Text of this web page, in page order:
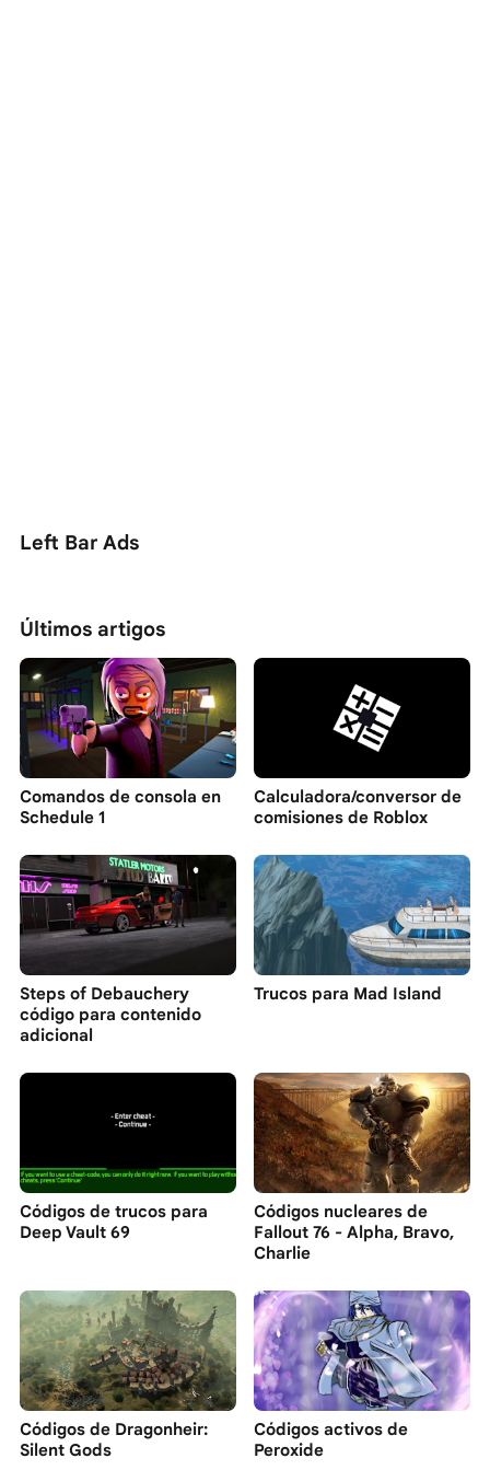
Left Bar Ads
Últimos artigos
Comandos de consola en
Schedule 1
Calculadora/conversor de
comisiones de Roblox
Steps of Debauchery
código para contenido
adicional
Trucos para Mad Island
Códigos de trucos para
Deep Vault 69
Códigos nucleares de
Fallout 76 - Alpha, Bravo,
Charlie
Códigos de Dragonheir:
Silent Gods
Códigos activos de
Peroxide